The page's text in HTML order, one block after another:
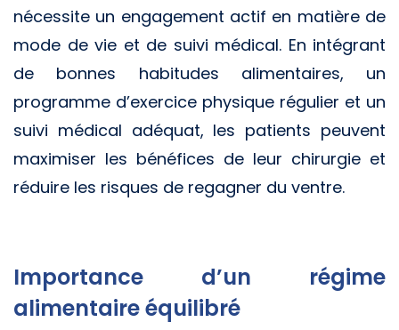
nécessite un engagement actif en matière de
mode de vie et de suivi médical. En intégrant
de bonnes habitudes alimentaires, un
programme d’exercice physique régulier et un
suivi médical adéquat, les patients peuvent
maximiser les bénéfices de leur chirurgie et
réduire les risques de regagner du ventre.
Importance d’un régime
alimentaire équilibré